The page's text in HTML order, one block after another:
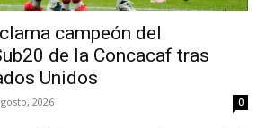
campeón del
de la Concacaf tras
Unidos
2026 0